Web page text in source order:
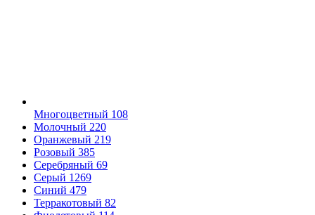
Многоцветный 108
Молочный 220
Оранжевый 219
Розовый 385
Серебряный 69
Серый 1269
Синий 479
Терракотовый 82